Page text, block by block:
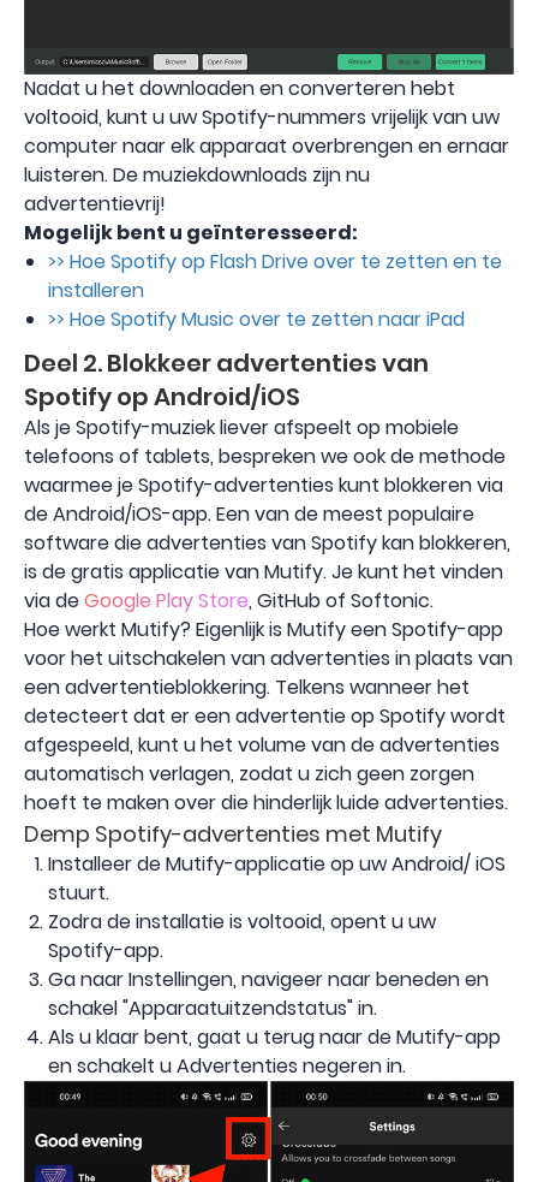
Nadat u het downloaden en converteren hebt
voltooid, kunt u uw Spotify-nummers vrijelijk van uw
computer naar elk apparaat overbrengen en ernaar
luisteren. De muziekdownloads zijn nu
advertentievrij!
Mogelijk bent u geïnteresseerd:
>> Hoe Spotify op Flash Drive over te zetten en te
installeren
>> Hoe Spotify Music over te zetten naar iPad
Deel 2. Blokkeer advertenties van
Spotify op Android/iOS
Als je Spotify-muziek liever afspeelt op mobiele
telefoons of tablets, bespreken we ook de methode
waarmee je Spotify-advertenties kunt blokkeren via
de Android/iOS-app. Een van de meest populaire
software die advertenties van Spotify kan blokkeren,
is de gratis applicatie van Mutify. Je kunt het vinden
via deGoogle Play Store, GitHub of Softonic.
Hoe werkt Mutify? Eigenlijk is Mutify een Spotify-app
voor het uitschakelen van advertenties in plaats van
een advertentieblokkering. Telkens wanneer het
detecteert dat er een advertentie op Spotify wordt
afgespeeld, kunt u het volume van de advertenties
automatisch verlagen, zodat u zich geen zorgen
hoeft te maken over die hinderlijk luide advertenties.
Demp Spotify-advertenties met Mutify
Installeer de Mutify-applicatie op uw Android/ iOS
stuurt.
Zodra de installatie is voltooid, opent u uw
Spotify-app.
Ga naar Instellingen, navigeer naar beneden en
schakel "Apparaatuitzendstatus" in.
Als u klaar bent, gaat u terug naar de Mutify-app
en schakelt u Advertenties negeren in.